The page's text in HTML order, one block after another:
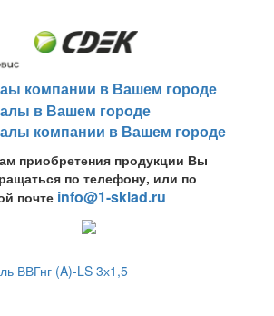
приобретения продукции Вы
по телефону, или по
почте info@1-sklad.ru
ВВГнг (A)-LS 3х1,5